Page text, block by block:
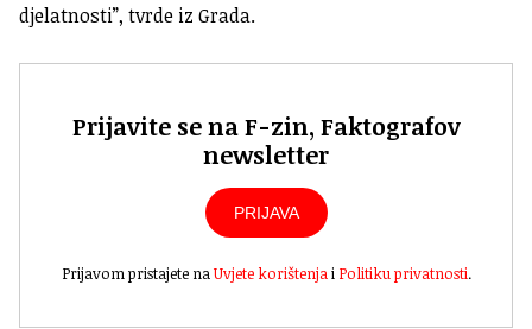
djelatnosti”, tvrde iz Grada.
Prijavite se na F-zin, Faktografov
newsletter
PRIJAVA
Prijavom pristajete naUvjete korištenjai Politiku privatnosti.